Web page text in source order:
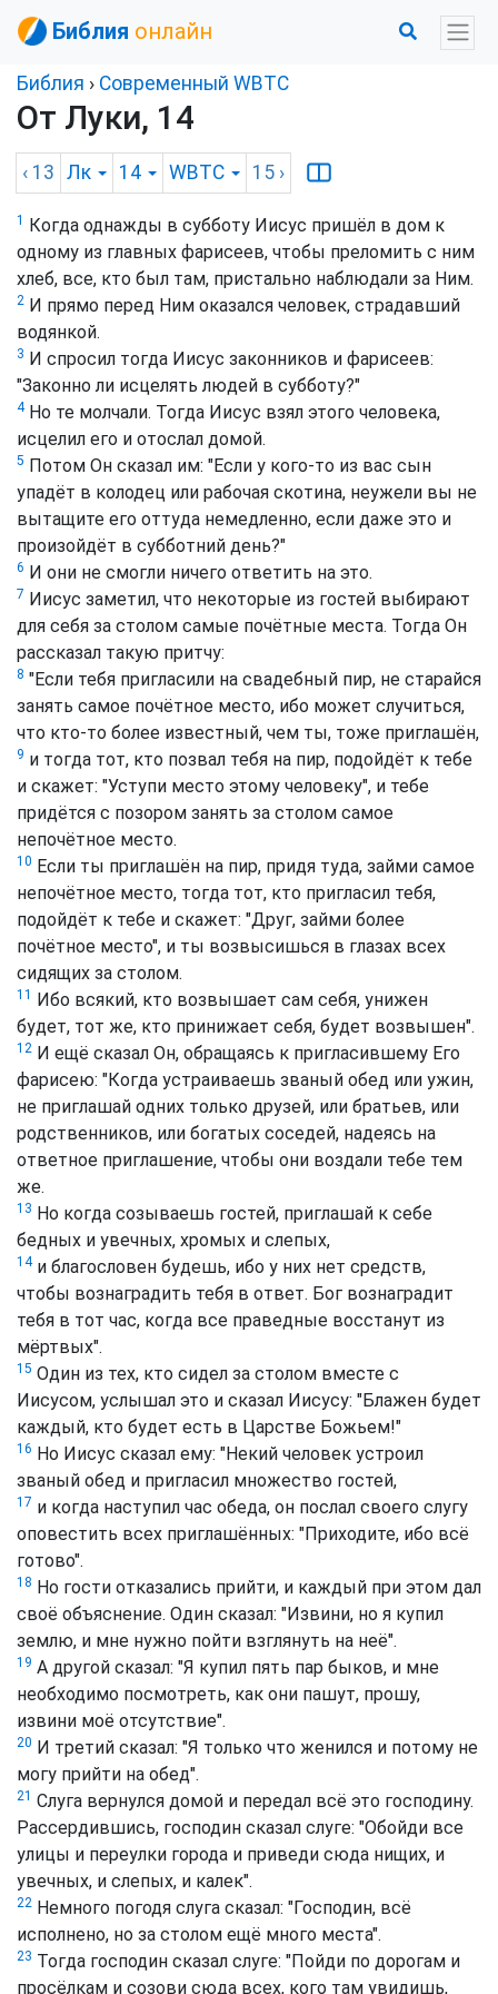
Библия онлайн
Библия › Cовременный WBTC
От Луки, 14
‹ 13 Лк 14 WBTC 15 ›
1
Когда однажды в субботу Иисус пришёл в дом к
одному из главных фарисеев, чтобы преломить с ним
хлеб, все, кто был там, пристально наблюдали за Ним.
2 И прямо перед Ним оказался человек, страдавший
водянкой.
3 И спросил тогда Иисус законников и фарисеев:
"Законно ли исцелять людей в субботу?"
4Но те молчали. Тогда Иисус взял этого человека,
исцелил его и отослал домой.
5 Потом Он сказал им: "Если у кого-то из вас сын
упадёт в колодец или рабочая скотина, неужели вы не
вытащите его оттуда немедленно, если даже это и
произойдёт в субботний день?"
6 И они не смогли ничего ответить на это.
7 Иисус заметил, что некоторые из гостей выбирают
для себя за столом самые почётные места. Тогда Он
рассказал такую притчу:
8 "Если тебя пригласили на свадебный пир, не старайся
занять самое почётное место, ибо может случиться,
что кто-то более известный, чем ты, тоже приглашён,
9 и тогда тот, кто позвал тебя на пир, подойдёт к тебе
и скажет: "Уступи место этому человеку", и тебе
придётся с позором занять за столом самое
непочётное место.
10 Если ты приглашён на пир, придя туда, займи самое
непочётное место, тогда тот, кто пригласил тебя,
подойдёт к тебе и скажет: "Друг, займи более
почётное место", и ты возвысишься в глазах всех
сидящих за столом.
11
Ибо всякий, кто возвышает сам себя, унижен
будет, тот же, кто принижает себя, будет возвышен".
12 И ещё сказал Он, обращаясь к пригласившему Его
фарисею: "Когда устраиваешь званый обед или ужин,
не приглашай одних только друзей, или братьев, или
родственников, или богатых соседей, надеясь на
ответное приглашение, чтобы они воздали тебе тем
же.
13 Но когда созываешь гостей, приглашай к себе
бедных и увечных, хромых и слепых,
14и благословен будешь, ибо у них нет средств,
чтобы вознаградить тебя в ответ. Бог вознаградит
тебя в тот час, когда все праведные восстанут из
мёртвых".
15 Один из тех, кто сидел за столом вместе с
Иисусом, услышал это и сказал Иисусу: "Блажен будет
каждый, кто будет есть в Царстве Божьем!"
16 Но Иисус сказал ему: "Некий человек устроил
званый обед и пригласил множество гостей,
17 и когда наступил час обеда, он послал своего слугу
оповестить всех приглашённых: "Приходите, ибо всё
готово".
18 Но гости отказались прийти, и каждый при этом дал
своё объяснение. Один сказал: "Извини, но я купил
землю, и мне нужно пойти взглянуть на неё".
19 А другой сказал: "Я купил пять пар быков, и мне
необходимо посмотреть, как они пашут, прошу,
извини моё отсутствие".
20 И третий сказал: "Я только что женился и потому не
могу прийти на обед".
21 Слуга вернулся домой и передал всё это господину.
Рассердившись, господин сказал слуге: "Обойди все
улицы и переулки города и приведи сюда нищих, и
увечных, и слепых, и калек".
22 Немного погодя слуга сказал: "Господин, всё
исполнено, но за столом ещё много места".
23 Тогда господин сказал слуге: "Пойди по дорогам и
просёлкам и созови сюда всех, кого там увидишь,